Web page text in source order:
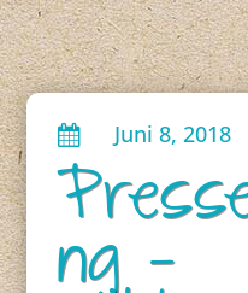
 Juni 8, 2018
ng –